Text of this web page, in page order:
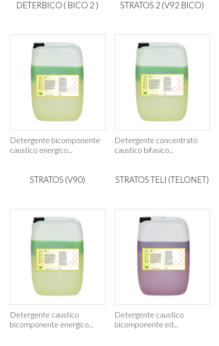
DETERBICO ( BICO 2 )
Detergente bicomponente
caustico energico...
STRATOS 2 (V92 BICO)
Detergente concentrato
caustico bifasico...
STRATOS (V90)
Detergente caustico
bicomponente energico...
STRATOS TELI (TELONET)
Detergente caustico
bicomponente ed...